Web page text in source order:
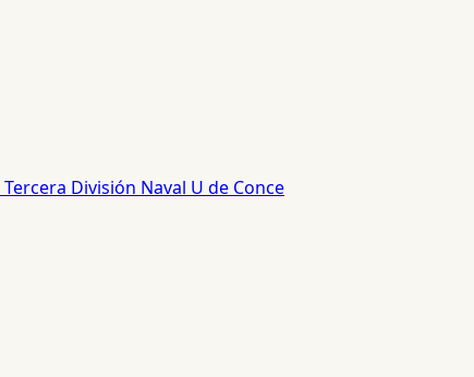
Tercera División Naval U de Conce